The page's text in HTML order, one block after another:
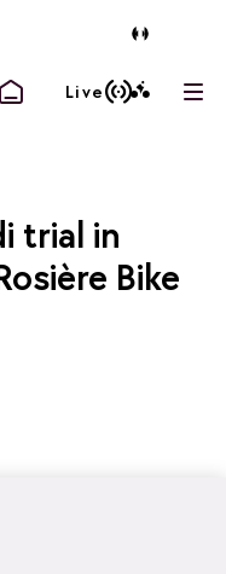
Live
trial in
Bike